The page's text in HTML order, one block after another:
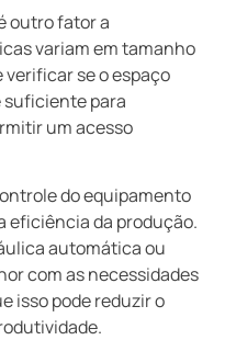
outro fator a
variam em tamanho
se o espaço
suficiente para
um acesso
do equipamento
eficiência da produção.
automática ou
com as necessidades
isso pode reduzir o